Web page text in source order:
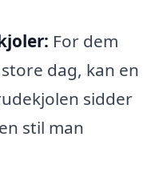
For dem
dag, kan en
sidder
stil man